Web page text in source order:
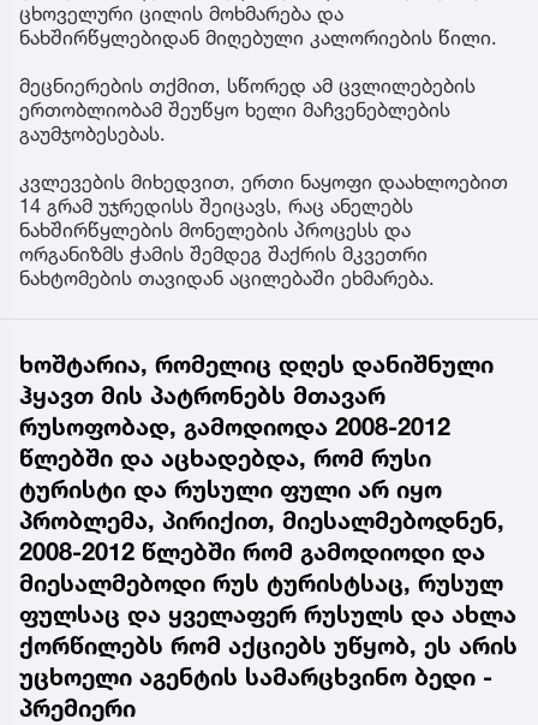
ცხოველური ცილის მოხმარება და
ნახშირწყლებიდან მიღებული კალორიების წილი.
მეცნიერების თქმით, სწორედ ამ ცვლილებების
ერთობლიობამ შეუწყო ხელი მაჩვენებლების
გაუმჯობესებას.
კვლევების მიხედვით, ერთი ნაყოფი დაახლოებით
14 გრამ უჯრედისს შეიცავს, რაც ანელებს
ნახშირწყლების მონელების პროცესს და
ორგანიზმს ჭამის შემდეგ შაქრის მკვეთრი
ნახტომების თავიდან აცილებაში ეხმარება.
ხოშტარია, რომელიც დღეს დანიშნული
ჰყავთ მის პატრონებს მთავარ
რუსოფობად, გამოდიოდა 2008-2012
წლებში და აცხადებდა, რომ რუსი
ტურისტი და რუსული ფული არ იყო
პრობლემა, პირიქით, მიესალმებოდნენ,
2008-2012 წლებში რომ გამოდიოდი და
მიესალმებოდი რუს ტურისტსაც, რუსულ
ფულსაც და ყველაფერ რუსულს და ახლა
ქორწილებს რომ აქციებს უწყობ, ეს არის
უცხოელი აგენტის სამარცხვინო ბედი -
პრემიერი